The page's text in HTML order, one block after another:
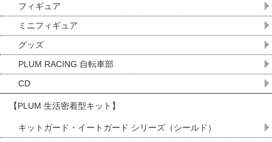
フィギュア
ミニフィギュア
グッズ
PLUM RACING 自転車部
CD
【PLUM 生活密着型キット】
キットガード・イートガード シリーズ（シールド）